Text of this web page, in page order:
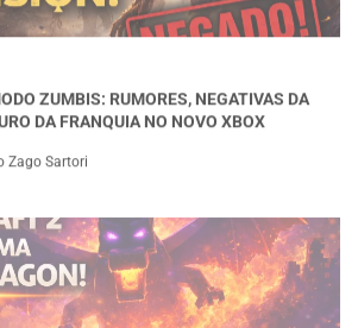
ZUMBIS: RUMORES, NEGATIVAS DA
DA FRANQUIA NO NOVO XBOX
Zago Sartori